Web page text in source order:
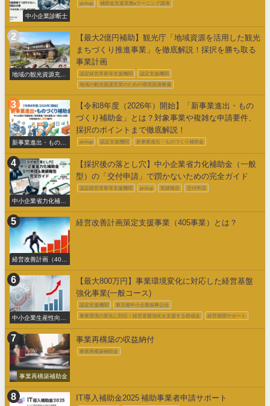
中小企業診断士
pickup 補助金支援実務eラーニング講座
地域の観光資源充実
【最大2億円補助】観光庁「地域資源を活用した観光
まちづくり推進事業」を徹底解説！採択を勝ち取る
事業計画
認定経営革新等支援機関 認定支援機関
地域の観光資源充実のための環境資源整備
新事業進出・ものづ
【令和8年度（2026年）開始】「新事業進出・もの
づくり補助金」とは？対象事業や複雑な申請要件、
採択のポイントまで徹底解説！
pickup 認定支援機関 新事業進出・ものづくり補助金
中小企業省力化補助
【採択後の落とし穴】中小企業省力化補助金（一般
型）の「交付申請」で躓かないための完全ガイド
認定経営革新等支援機関 pickup 実績報告 交付申請
経営改善計画（405
経営改善計画策定支援事業（405事業）とは？
中小企業生産性向上
【最大800万円】事業環境変化に対応した経営基盤
強化事業(一般コース)
認定支援機関 東京都中小企業振興公社
事業環境の変化に対応！経営基盤強化を支援する助成金 経営展開サポート
事業再構築補助金
事業再構築の収益納付
事業再構築補助金
IT導入補助金2025 補助事業者申請サポート